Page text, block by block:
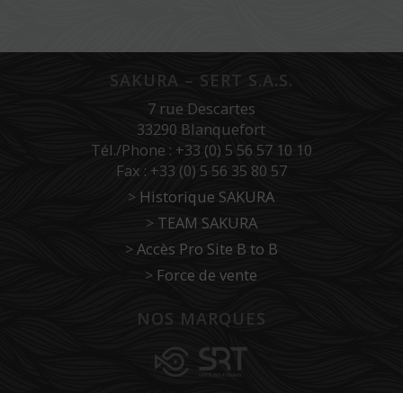
SAKURA – SERT S.A.S.
7 rue Descartes
33290 Blanquefort
Tél./Phone : +33 (0) 5 56 57 10 10
Fax : +33 (0) 5 56 35 80 57
> Historique SAKURA
> TEAM SAKURA
> Accès Pro Site B to B
> Force de vente
NOS MARQUES